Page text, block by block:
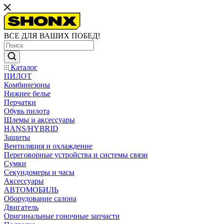
ВСЕ ДЛЯ ВАШИХ ПОБЕД!
Каталог
ПИЛОТ
Комбинезоны
Нижнее белье
Перчатки
Обувь пилота
Шлемы и аксессуары
HANS/HYBRID
Защиты
Вентиляция и охлаждение
Переговорные устройства и системы связи
Сумки
Секундомеры и часы
Аксессуары
АВТОМОБИЛЬ
Оборудование салона
Двигатель
Оригинальные гоночные запчасти